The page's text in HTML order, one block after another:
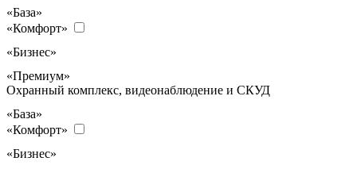
«База»
«Комфорт»
«Бизнес»
«Премиум»
Охранный комплекс, видеонаблюдение и СКУД
«База»
«Комфорт»
«Бизнес»